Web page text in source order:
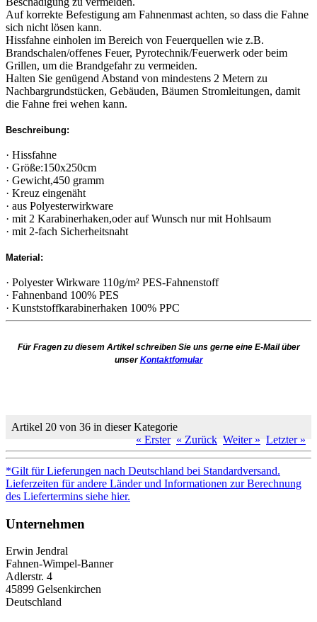
Auf korrekte Befestigung am Fahnenmast achten, so dass die Fahne
sich nicht lösen kann.
Hissfahne einholen im Bereich von Feuerquellen wie z.B.
Brandschalen/offenes Feuer, Pyrotechnik/Feuerwerk oder beim
Grillen, um die Brandgefahr zu vermeiden.
Halten Sie genügend Abstand von mindestens 2 Metern zu
Nachbargrundstücken, Gebäuden, Bäumen Stromleitungen, damit
die Fahne frei wehen kann.
Beschreibung:
· Hissfahne
· Größe:150x250cm
· Gewicht,450 gramm
· Kreuz eingenäht
· aus Polyesterwirkware
· mit 2 Karabinerhaken,oder auf Wunsch nur mit Hohlsaum
· mit 2-fach Sicherheitsnaht
Material:
· Polyester Wirkware 110g/m² PES-Fahnenstoff
· Fahnenband 100% PES
· Kunststoffkarabinerhaken 100% PPC
Für Fragen zu diesem Artikel schreiben Sie uns gerne eine E-Mail über
unserKontaktfomular
Artikel 20 von 36 in dieser Kategorie
« Erster « Zurück Weiter » Letzter »
*Gilt für Lieferungen nach Deutschland bei Standardversand.
Lieferzeiten für andere Länder und Informationen zur Berechnung
des Liefertermins siehe hier.
Unternehmen
Erwin Jendral
Fahnen-Wimpel-Banner
Adlerstr. 4
45899 Gelsenkirchen
Deutschland